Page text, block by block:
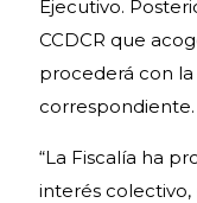
Ejecutivo.
CCDCR que
procederá con
correspondiente.
“La Fiscalía ha
interés